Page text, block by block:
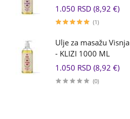
ML
1.050 RSD (8,92 €)
(1)
Ulje za masažu Visnja
- KLIZI 1000 ML
1.050 RSD (8,92 €)
(0)